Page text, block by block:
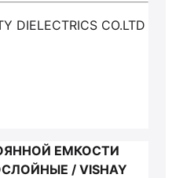
DIELECTRICS CO.LTD
ЕМКОСТИ
/ VISHAY